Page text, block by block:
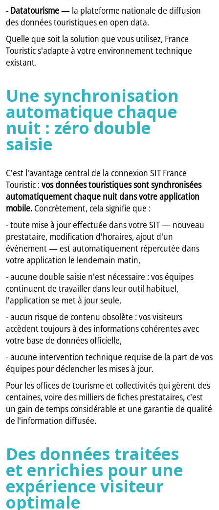
- Datatourisme— la plateforme nationale de diffusion
des données touristiques en open data.
Quelle que soit la solution que vous utilisez, France
Touristic s'adapte à votre environnement technique
existant.
Une synchronisation
automatique chaque
nuit : zéro double
saisie
C'est l'avantage central de la connexion SIT France
Touristic :vos données touristiques sont synchronisées
automatiquement chaque nuit dans votre application
mobile. Concrètement, cela signifie que :
- toute mise à jour effectuée dans votre SIT — nouveau
prestataire, modification d'horaires, ajout d'un
événement — est automatiquement répercutée dans
votre application le lendemain matin,
- aucune double saisie n'est nécessaire : vos équipes
continuent de travailler dans leur outil habituel,
l'application se met à jour seule,
- aucun risque de contenu obsolète : vos visiteurs
accèdent toujours à des informations cohérentes avec
votre base de données officielle,
- aucune intervention technique requise de la part de vos
équipes pour déclencher les mises à jour.
Pour les offices de tourisme et collectivités qui gèrent des
centaines, voire des milliers de fiches prestataires, c'est
un gain de temps considérable et une garantie de qualité
de l'information diffusée.
Des données traitées
et enrichies pour une
expérience visiteur
optimale